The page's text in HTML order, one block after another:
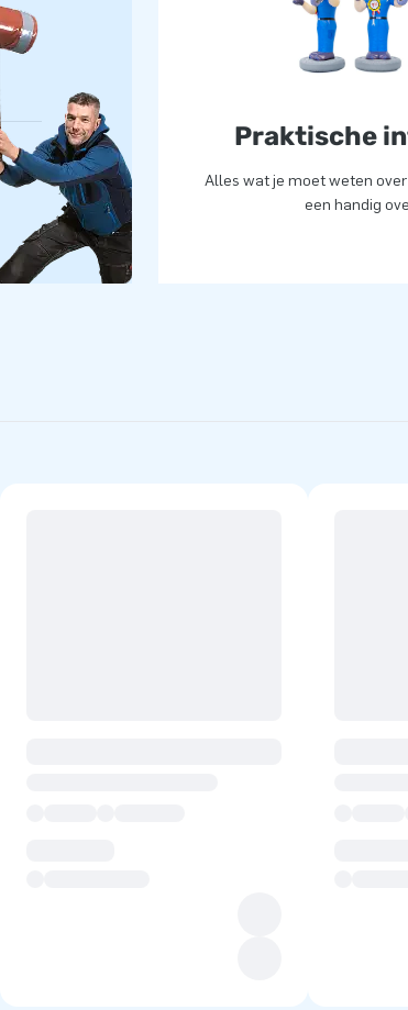
Praktische
Alles wat je moet weten
een handig